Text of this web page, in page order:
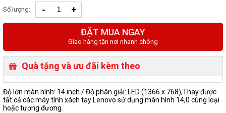
Số lượng: - +
ĐẶT MUA NGAY
Giao hàng tận nơi nhanh chóng
Quà tặng và ưu đãi kèm theo
Độ lớn màn hình: 14 inch / Độ phân giải: LED (1366 x 768),Thay được
tất cả các máy tính xách tay Lenovo sử dụng màn hình 14,0 cùng loại
hoặc tương đương.